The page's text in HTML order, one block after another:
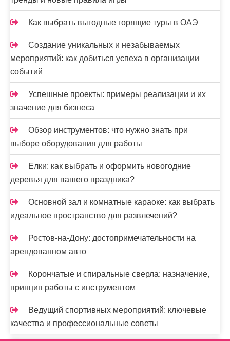
Как выбрать выгодные горящие туры в ОАЭ
Создание уникальных и незабываемых
мероприятий: как добиться успеха в организации
событий
Успешные проекты: примеры реализации и их
значение для бизнеса
Обзор инструментов: что нужно знать при
выборе оборудования для работы
Елки: как выбрать и оформить новогодние
деревья для вашего праздника?
Основной зал и комнатные караоке: как выбрать
идеальное пространство для развлечений?
Ростов-на-Дону: достопримечательности на
арендованном авто
Корончатые и спиральные сверла: назначение,
принцип работы с инструментом
Ведущий спортивных мероприятий: ключевые
качества и профессиональные советы